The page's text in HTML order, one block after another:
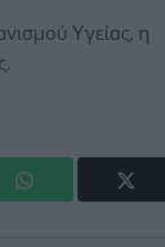
Υγείας, η